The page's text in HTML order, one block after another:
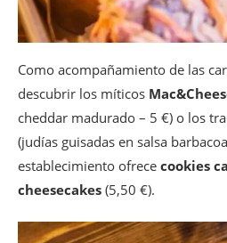
Como acompañamiento de las
descubrir los míticos
cheddar madurado – 5 €) o los
(judías guisadas en salsa
establecimiento ofrece cookies
cheesecakes (5,50 €).